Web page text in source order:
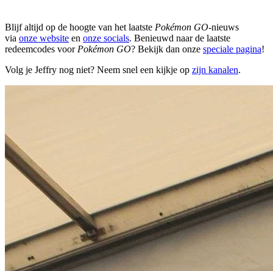
Blijf altijd op de hoogte van het laatste Pokémon GO-nieuws
via onze website en onze socials. Benieuwd naar de laatste
redeemcodes voor Pokémon GO? Bekijk dan onze speciale pagina!
Volg je Jeffry nog niet? Neem snel een kijkje op zijn kanalen.